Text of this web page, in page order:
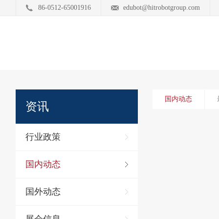
86-0512-65001916 edubot@hitrobotgroup.com
资讯
行业政策
国内动态
国外动态
国内动态